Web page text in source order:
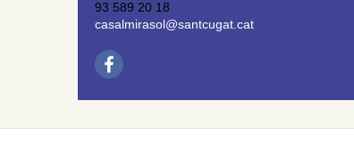
93 589 20 18
casalmirasol@santcugat.cat